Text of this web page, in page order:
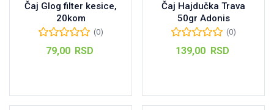
Čaj Glog filter kesice,
20kom
(0)
79,00 RSD
Čaj Hajdučka Trava
50gr Adonis
(0)
139,00 RSD